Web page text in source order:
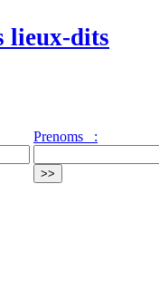
lieux-dits
Prenoms :